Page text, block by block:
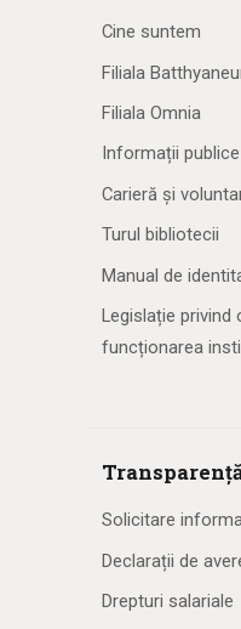
Cine suntem
Filiala
Filiala Omnia
Informații publice
Carieră și
Turul bibliotecii
Manual de
Legislație privind
funcționarea
Solicitare
Declarații de
Drepturi salariale